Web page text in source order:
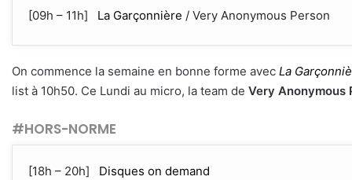
[09h – 11h] La Garçonnière / Very Anonymous Person
On commence la semaine en bonne forme avec La
list à 10h50. Ce Lundi au micro, la team de Very Anonymous
#HORS-NORME
[18h – 20h] Disques on demand